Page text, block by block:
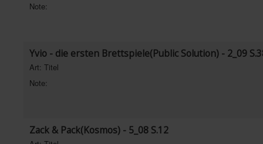
Note:
Yvio - die ersten Brettspiele(Public Solution) - 2_09
Art: Titel
Note:
Zack & Pack(Kosmos) - 5_08 S.12